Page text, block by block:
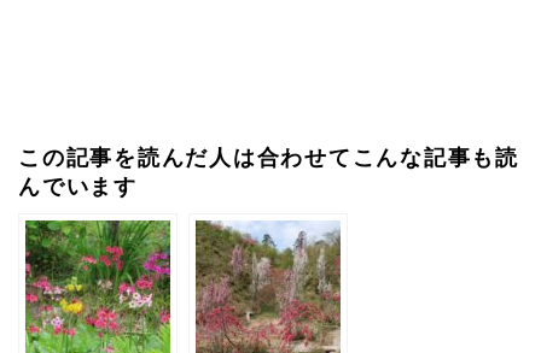
この記事を読んだ人は合わせてこんな記事も読
んでいます